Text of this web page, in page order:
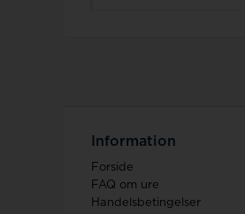
Information
Forside
FAQ om ure
Handelsbetingelser